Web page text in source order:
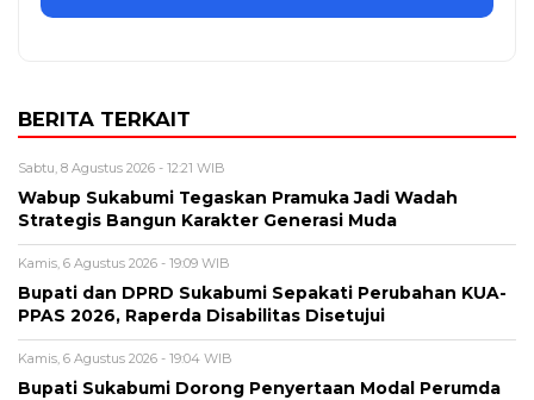
BERITA TERKAIT
Sabtu, 8 Agustus 2026 - 12:21 WIB
Wabup Sukabumi Tegaskan Pramuka Jadi Wadah
Strategis Bangun Karakter Generasi Muda
Kamis, 6 Agustus 2026 - 19:09 WIB
Bupati dan DPRD Sukabumi Sepakati Perubahan KUA-
PPAS 2026, Raperda Disabilitas Disetujui
Kamis, 6 Agustus 2026 - 19:04 WIB
Bupati Sukabumi Dorong Penyertaan Modal Perumda